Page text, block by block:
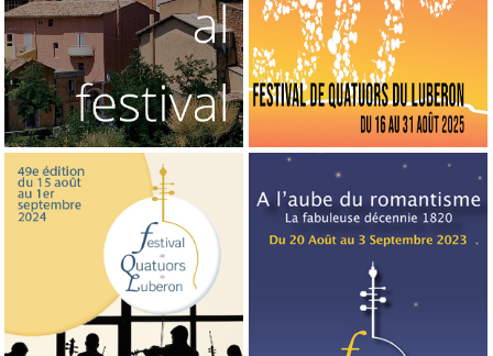
Han venido 50a edición
2024
49a edición
2023
48a edición